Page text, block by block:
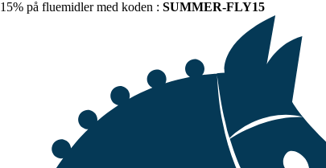
15% på fluemidler med koden : SUMMER-FLY15